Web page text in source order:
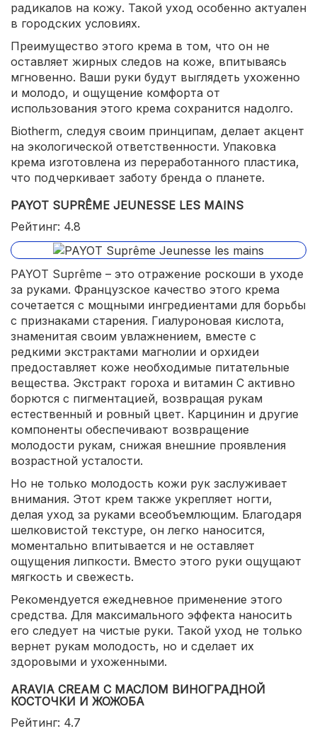
радикалов на кожу. Такой уход особенно актуален
в городских условиях.
Преимущество этого крема в том, что он не
оставляет жирных следов на коже, впитываясь
мгновенно. Ваши руки будут выглядеть ухоженно
и молодо, и ощущение комфорта от
использования этого крема сохранится надолго.
Biotherm, следуя своим принципам, делает акцент
на экологической ответственности. Упаковка
крема изготовлена из переработанного пластика,
что подчеркивает заботу бренда о планете.
PAYOT SUPRÊME JEUNESSE LES MAINS
Рейтинг: 4.8
PAYOT Suprême – это отражение роскоши в уходе
за руками. Французское качество этого крема
сочетается с мощными ингредиентами для борьбы
с признаками старения. Гиалуроновая кислота,
знаменитая своим увлажнением, вместе с
редкими экстрактами магнолии и орхидеи
предоставляет коже необходимые питательные
вещества. Экстракт гороха и витамин C активно
борются с пигментацией, возвращая рукам
естественный и ровный цвет. Карцинин и другие
компоненты обеспечивают возвращение
молодости рукам, снижая внешние проявления
возрастной усталости.
Но не только молодость кожи рук заслуживает
внимания. Этот крем также укрепляет ногти,
делая уход за руками всеобъемлющим. Благодаря
шелковистой текстуре, он легко наносится,
моментально впитывается и не оставляет
ощущения липкости. Вместо этого руки ощущают
мягкость и свежесть.
Рекомендуется ежедневное применение этого
средства. Для максимального эффекта наносить
его следует на чистые руки. Такой уход не только
вернет рукам молодость, но и сделает их
здоровыми и ухоженными.
ARAVIA CREAM С МАСЛОМ ВИНОГРАДНОЙ
КОСТОЧКИ И ЖОЖОБА
Рейтинг: 4.7